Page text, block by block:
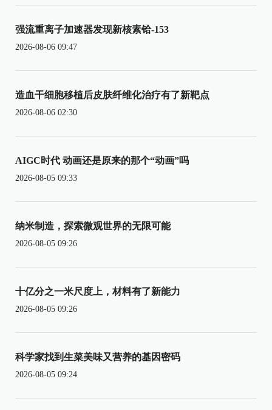
强流重离子加速器发现新核素铪-153
2026-08-06 09:47
造血干细胞移植后皮肤纤维化治疗有了新靶点
2026-08-06 02:30
AIGC时代 动画还是原来的那个“动画”吗
2026-08-05 09:33
纳米制造，探索微观世界的无限可能
2026-08-05 09:26
十亿分之一米尺度上，材料有了新能力
2026-08-05 09:26
科学家找到生菜美味又营养的基因密码
2026-08-05 09:24